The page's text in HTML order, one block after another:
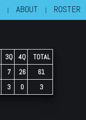
ABOUT ROSTER
3Q 4Q
TOTAL
7 26
61
3 0 3